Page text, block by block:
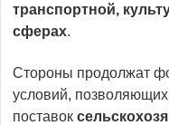
транспортной,
сферах.
Стороны продолжат
условий,
поставок